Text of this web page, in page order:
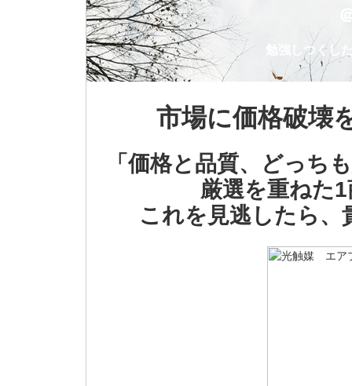
勉強しつくし
市場に価格破壊
「価格と品質、どっち
厳選を重ねた
これを見逃したら、